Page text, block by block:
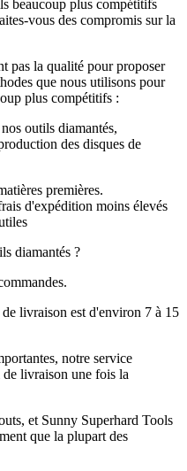
beaucoup plus compétitifs
vous des compromis sur la
pas la qualité pour proposer
que nous utilisons pour
plus compétitifs :
outils diamantés,
des disques de
premières.
d'expédition moins élevés
diamantés ?
livraison est d'environ 7 à 15
notre service
livraison une fois la
et Sunny Superhard Tools
que la plupart des